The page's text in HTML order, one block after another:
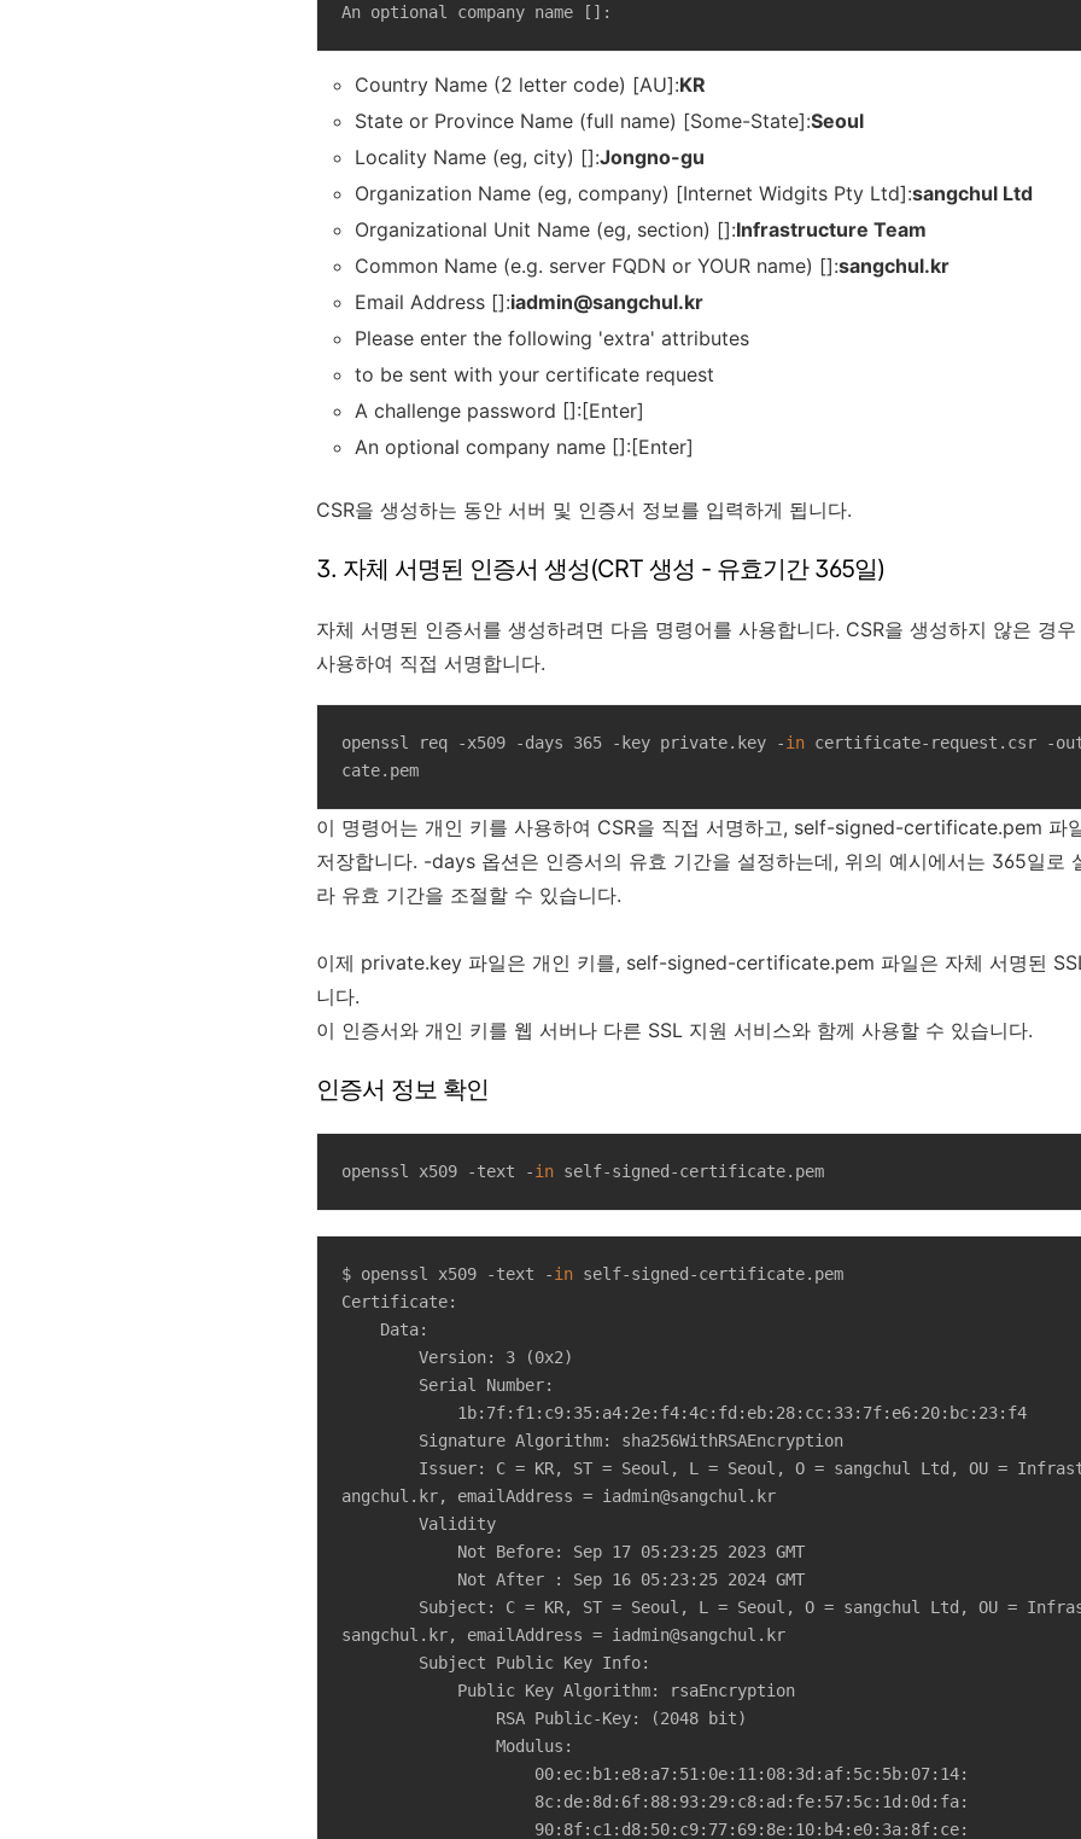
An optional company name []:
Country Name (2 letter code) [AU]:KR
State or Province Name (full name) [Some-State]:Seoul
Locality Name (eg, city) []:Jongno-gu
Organization Name (eg, company) [Internet Widgits Pty Ltd]:sangchul Ltd
Organizational Unit Name (eg, section) []:Infrastructure Team
Common Name (e.g. server FQDN or YOUR name) []:sangchul.kr
Email Address []:iadmin@sangchul.kr
Please enter the following 'extra' attributes
to be sent with your certificate request
A challenge password []:[Enter]
An optional company name []:[Enter]
CSR을 생성하는 동안 서버 및 인증서 정보를 입력하게 됩니다.
3. 자체 서명된 인증서 생성(CRT 생성 - 유효기간 365일)
자체 서명된 인증서를 생성하려면 다음 명령어를 사용합니다. CSR을 생성하지 않은 경
사용하여 직접 서명합니다.
openssl req -x509 -days 365 -key private.key -in certificate-request.csr -
cate.pem
이 명령어는 개인 키를 사용하여 CSR을 직접 서명하고, self-signed-certificate.pem 파
저장합니다. -days 옵션은 인증서의 유효 기간을 설정하는데, 위의 예시에서는 365일로
라 유효 기간을 조절할 수 있습니다.
이제 private.key 파일은 개인 키를, self-signed-certificate.pem 파일은 자체 서명된
니다.
이 인증서와 개인 키를 웹 서버나 다른 SSL 지원 서비스와 함께 사용할 수 있습니다.
인증서 정보 확인
openssl x509 -text -in self-signed-certificate.pem
$ openssl x509 -text -in self-signed-certificate.pem
Certificate:
angchul.kr, emailAddress = iadmin@sangchul.kr
sangchul.kr, emailAddress = iadmin@sangchul.kr